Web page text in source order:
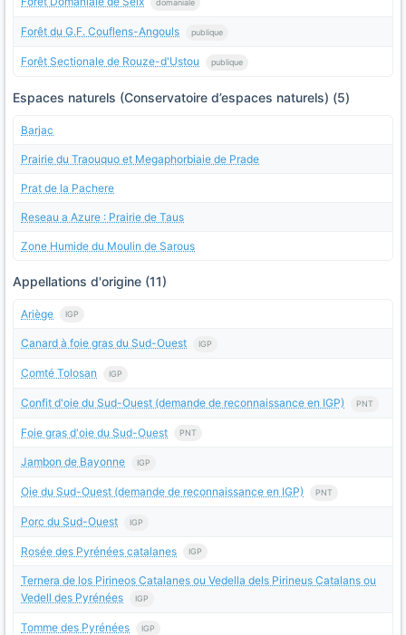
domaniale
Forêt du G.F. Couflens-Angouls publique
Forêt Sectionale de Rouze-d'Ustou publique
Espaces naturels (Conservatoire d’espaces naturels) (5)
Barjac
Prairie du Traouquo et Megaphorbiaie de Prade
Prat de la Pachere
Reseau a Azure : Prairie de Taus
Zone Humide du Moulin de Sarous
Appellations d'origine (11)
Ariège IGP
Canard à foie gras du Sud-Ouest IGP
Comté Tolosan IGP
Confit d'oie du Sud-Ouest (demande de reconnaissance en IGP) PNT
Foie gras d'oie du Sud-Ouest PNT
Jambon de Bayonne IGP
Oie du Sud-Ouest (demande de reconnaissance en IGP) PNT
Porc du Sud-Ouest IGP
Rosée des Pyrénées catalanes IGP
Ternera de los Pirineos Catalanes ou Vedella dels Pirineus Catalans ou
Vedell des Pyrénées
IGP
Tomme des Pyrénées IGP